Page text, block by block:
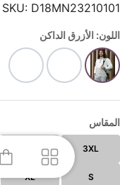
SKU: D18MN23210101
اللون: الأزرق الداكن
المقاس
3XL
S
XL